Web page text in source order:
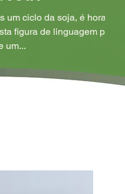
ciclo da soja, é hora de
figura de linguagem para
um...